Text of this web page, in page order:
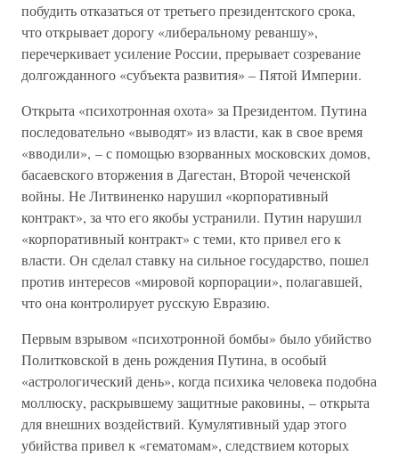
побудить отказаться от третьего президентского срока,
что открывает дорогу «либеральному реваншу»,
перечеркивает усиление России, прерывает созревание
долгожданного «субъекта развития» – Пятой Империи.
Открыта «психотронная охота» за Президентом. Путина
последовательно «выводят» из власти, как в свое время
«вводили», – с помощью взорванных московских домов,
басаевского вторжения в Дагестан, Второй чеченской
войны. Не Литвиненко нарушил «корпоративный
контракт», за что его якобы устранили. Путин нарушил
«корпоративный контракт» с теми, кто привел его к
власти. Он сделал ставку на сильное государство, пошел
против интересов «мировой корпорации», полагавшей,
что она контролирует русскую Евразию.
Первым взрывом «психотронной бомбы» было убийство
Политковской в день рождения Путина, в особый
«астрологический день», когда психика человека подобна
моллюску, раскрывшему защитные раковины, – открыта
для внешних воздействий. Кумулятивный удар этого
убийства привел к «гематомам», следствием которых